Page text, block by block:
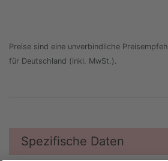
Preise sind eine unverbindliche
für Deutschland (inkl. MwSt.).
Spezifische Daten